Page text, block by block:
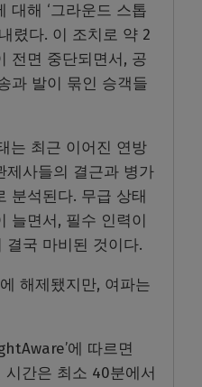
대해 ‘그라운드 스톱
렸다. 이 조치로 약 2
전면 중단되면서, 공
과 발이 묶인 승객들
는 최근 이어진 연방
제사들의 결근과 병가
분석된다. 무급 상태
늘면서, 필수 인력이
결국 마비된 것이다.
해제됐지만, 여파는
에 따르면
시간은 최소 40분에서